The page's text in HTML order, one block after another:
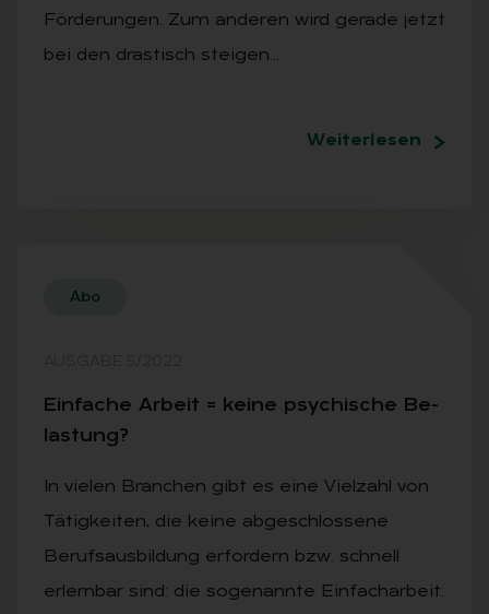
Förderungen. Zum anderen wird gerade jetzt
bei den drastisch steigen…
Weiterlesen
Abo
Ein­fa­che Ar­beit = kei­ne psy­chi­sche Be­
las­tung?
In vielen Branchen gibt es eine Vielzahl von
Tätigkeiten, die keine abgeschlossene
Berufsausbildung erfordern bzw. schnell
erlernbar sind: die sogenannte Einfacharbeit.